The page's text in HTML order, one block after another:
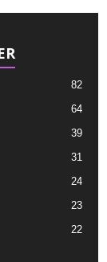
82
64
39
31
24
23
22